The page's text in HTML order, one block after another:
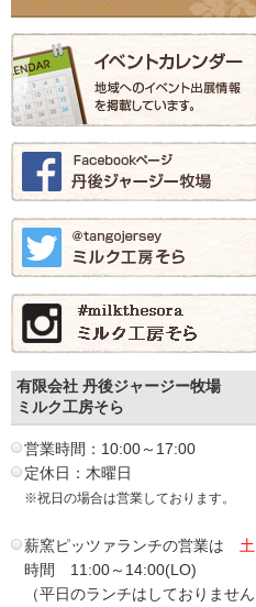
有限会社 丹後ジャージー牧場
ミルク工房そら
営業時間：10:00～17:00
定休日：木曜日
※祝日の場合は営業しております。
薪窯ピッツァランチの営業は
時間 11:00～14:00(LO)
（平日のランチはしておりません